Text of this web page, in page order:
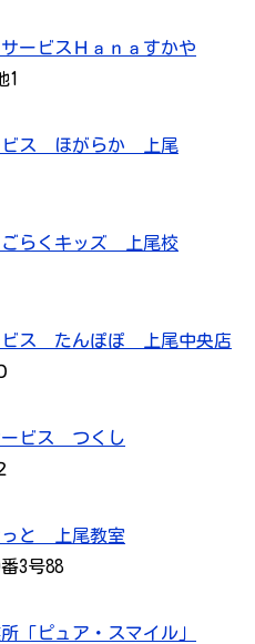
ービスＨａｎａすかや
1
ビス ほがらか 上尾
らくキッズ 上尾校
ビス たんぽぽ 上尾中央店
ービス つくし
っと 上尾教室
3号88
「ピュア・スマイル」